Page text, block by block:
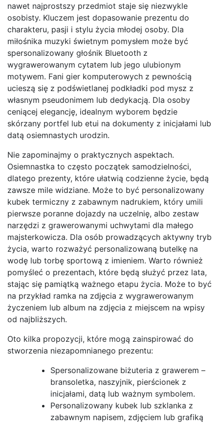
nawet najprostszy przedmiot staje się niezwykle
osobisty. Kluczem jest dopasowanie prezentu do
charakteru, pasji i stylu życia młodej osoby. Dla
miłośnika muzyki świetnym pomysłem może być
spersonalizowany głośnik Bluetooth z
wygrawerowanym cytatem lub jego ulubionym
motywem. Fani gier komputerowych z pewnością
ucieszą się z podświetlanej podkładki pod mysz z
własnym pseudonimem lub dedykacją. Dla osoby
ceniącej elegancję, idealnym wyborem będzie
skórzany portfel lub etui na dokumenty z inicjałami lub
datą osiemnastych urodzin.
Nie zapominajmy o praktycznych aspektach.
Osiemnastka to często początek samodzielności,
dlatego prezenty, które ułatwią codzienne życie, będą
zawsze mile widziane. Może to być personalizowany
kubek termiczny z zabawnym nadrukiem, który umili
pierwsze poranne dojazdy na uczelnię, albo zestaw
narzędzi z grawerowanymi uchwytami dla małego
majsterkowicza. Dla osób prowadzących aktywny tryb
życia, warto rozważyć personalizowaną butelkę na
wodę lub torbę sportową z imieniem. Warto również
pomyśleć o prezentach, które będą służyć przez lata,
stając się pamiątką ważnego etapu życia. Może to być
na przykład ramka na zdjęcia z wygrawerowanym
życzeniem lub album na zdjęcia z miejscem na wpisy
od najbliższych.
Oto kilka propozycji, które mogą zainspirować do
stworzenia niezapomnianego prezentu:
Spersonalizowane biżuteria z grawerem –
bransoletka, naszyjnik, pierścionek z
inicjałami, datą lub ważnym symbolem.
Personalizowany kubek lub szklanka z
zabawnym napisem, zdjęciem lub grafiką